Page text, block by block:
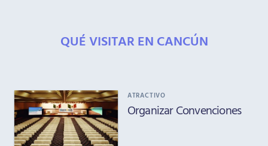
QUÉ VISITAR EN CANCÚN
ATRACTIVO
Organizar Convenciones